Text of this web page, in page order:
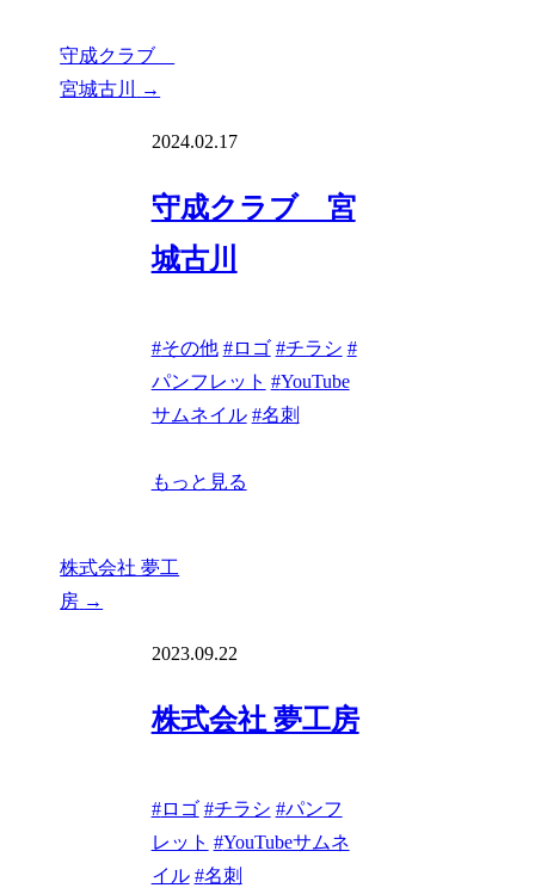
守成クラブ
宮城古川
→
2024.02.17
守成クラブ 宮
城古川
#その他 #ロゴ #チラシ #
パンフレット #YouTube
サムネイル #名刺
もっと見る
株式会社 夢工
房 →
2023.09.22
株式会社 夢工房
#ロゴ #チラシ #パンフ
レット #YouTubeサムネ
イル #名刺